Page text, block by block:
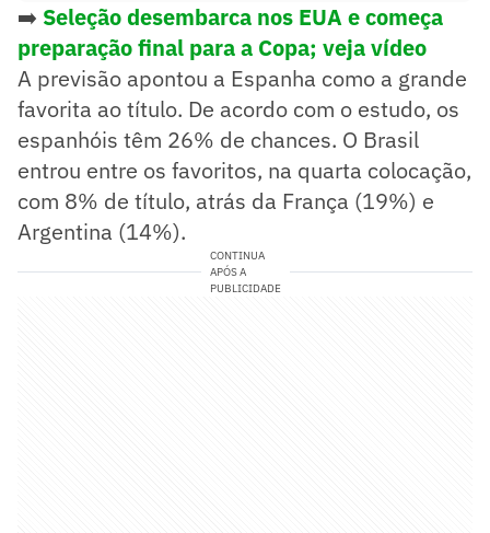
➡️ Seleção desembarca nos EUA e começa
preparação final para a Copa; veja vídeo
A previsão apontou a Espanha como a grande
favorita ao título. De acordo com o estudo, os
espanhóis têm 26% de chances. O Brasil
entrou entre os favoritos, na quarta colocação,
com 8% de título, atrás da França (19%) e
Argentina (14%).
CONTINUA
APÓS A
PUBLICIDADE